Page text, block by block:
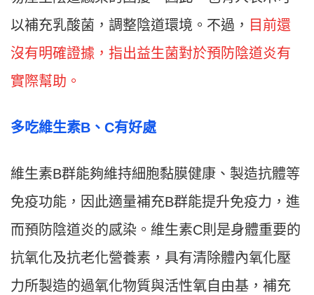
以補充乳酸菌，調整陰道環境。不過， 目前還
沒有明確證據，指出益生菌對於預防陰道炎有
實際幫助。
多吃維生素B、C有好處
維生素B群能夠維持細胞黏膜健康、製造抗體等
免疫功能，因此適量補充B群能提升免疫力，進
而預防陰道炎的感染。維生素C則是身體重要的
抗氧化及抗老化營養素，具有清除體內氧化壓
力所製造的過氧化物質與活性氧自由基，補充